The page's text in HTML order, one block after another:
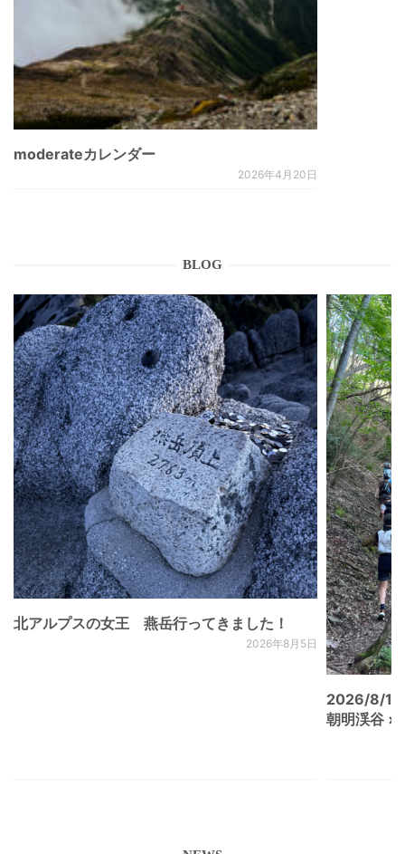
moderateカレンダー
2026年4月20日
BLOG
北アルプスの女王 燕岳行ってきました！
2026年8月5日
2026/8/
朝明渓谷 ×